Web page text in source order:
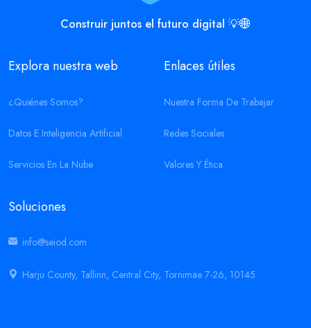
Construir juntos el futuro digital 💡🌐
Explora nuestra web
¿Quiénes Somos?
Datos E Inteligencia Artificial
Servicios En La Nube
Enlaces útiles
Nuestra Forma De Trabajar
Redes Sociales
Valores Y Ética
Soluciones
info@seiod.com
Harju County, Tallinn, Central City, Tornimäe 7-26, 10145